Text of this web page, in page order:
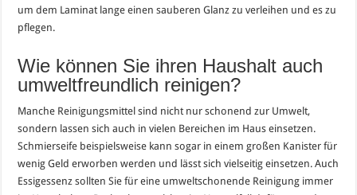
um dem Laminat lange einen sauberen Glanz zu verleihen und es zu
pflegen.
Wie können Sie ihren Haushalt auch
umweltfreundlich reinigen?
Manche Reinigungsmittel sind nicht nur schonend zur Umwelt,
sondern lassen sich auch in vielen Bereichen im Haus einsetzen.
Schmierseife beispielsweise kann sogar in einem großen Kanister für
wenig Geld erworben werden und lässt sich vielseitig einsetzen. Auch
Essigessenz sollten Sie für eine umweltschonende Reinigung immer